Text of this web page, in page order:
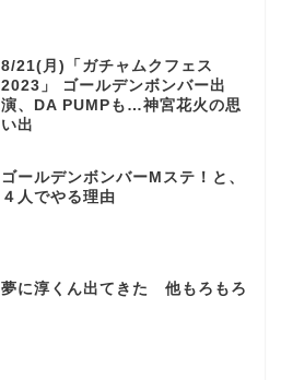
8/21(月)「ガチャムクフェス
2023」 ゴールデンボンバー出
演、DA PUMPも…神宮花火の思
い出
ゴールデンボンバーMステ！と、
４人でやる理由
夢に淳くん出てきた 他もろもろ